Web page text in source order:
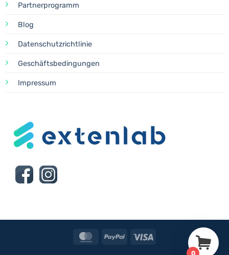
Partnerprogramm
Blog
Datenschutzrichtlinie
Geschäftsbedingungen
Impressum
MasterCardPayPal
0